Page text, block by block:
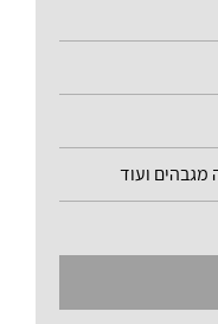
מגבהים ועוד